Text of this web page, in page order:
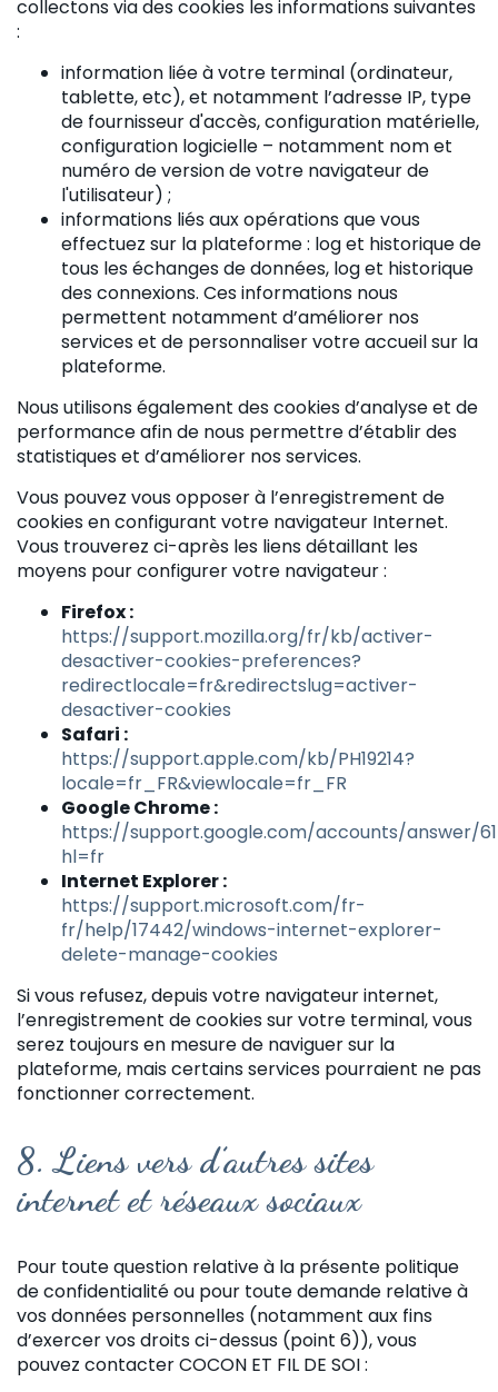
collectons via des cookies les informations suivantes
:
information liée à votre terminal (ordinateur,
tablette, etc), et notamment l’adresse IP, type
de fournisseur d'accès, configuration matérielle,
configuration logicielle – notamment nom et
numéro de version de votre navigateur de
l'utilisateur) ;
informations liés aux opérations que vous
effectuez sur la plateforme : log et historique de
tous les échanges de données, log et historique
des connexions. Ces informations nous
permettent notamment d’améliorer nos
services et de personnaliser votre accueil sur la
plateforme.
Nous utilisons également des cookies d’analyse et de
performance afin de nous permettre d’établir des
statistiques et d’améliorer nos services.
Vous pouvez vous opposer à l’enregistrement de
cookies en configurant votre navigateur Internet.
Vous trouverez ci-après les liens détaillant les
moyens pour configurer votre navigateur :
Firefox :
https://support.mozilla.org/fr/kb/activer-
desactiver-cookies-preferences?
redirectlocale=fr&redirectslug=activer-
desactiver-cookies
Safari :
https://support.apple.com/kb/PH19214?
locale=fr_FR&viewlocale=fr_FR
Google Chrome :
https://support.google.com/accounts/answer/
hl=fr
Internet Explorer :
https://support.microsoft.com/fr-
fr/help/17442/windows-internet-explorer-
delete-manage-cookies
Si vous refusez, depuis votre navigateur internet,
l’enregistrement de cookies sur votre terminal, vous
serez toujours en mesure de naviguer sur la
plateforme, mais certains services pourraient ne pas
fonctionner correctement.
8. Liens vers d’autres sites
internet et réseaux sociaux
Pour toute question relative à la présente politique
de confidentialité ou pour toute demande relative à
vos données personnelles (notamment aux fins
d’exercer vos droits ci-dessus (point 6)), vous
pouvez contacter COCON ET FIL DE SOI :